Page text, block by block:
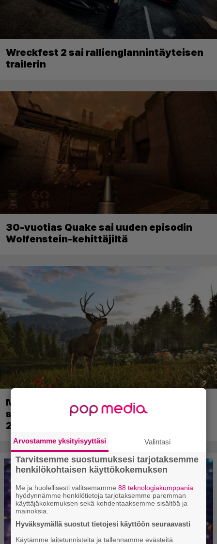
Wreckfest 2 sai rallienglannintäyteisen
trailerin
30-vuotias Quake sai uuden episodin
Wolfenstein-kehittäjiltä
Metsästyssimulaattorin jatko-osa
saapuu ensi kuussa – Way of the Hunter
2 päivättiin
Arvostamme yksityisyyttäsi Valintasi
Tarvitsemme suostumuksesi tarjotaksemme
henkilökohtaisen käyttökokemuksen
Me ja huolellisesti valitsemamme88 teknologiakumppania
hyödynnämme henkilötietoja tarjotaksemme paremman
käyttäjäkokemuksen sekä kohdentaaksemme sisältöä ja
mainoksia.
Hyväksymällä suostut tietojesi käyttöön seuraavasti
Käytämme laitetunnisteita ja tallennamme evästeitä